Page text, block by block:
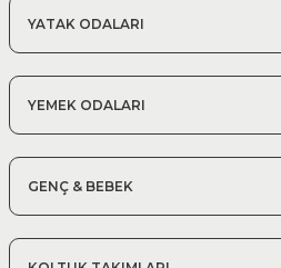
YATAK ODALARI
YEMEK ODALARI
GENÇ & BEBEK